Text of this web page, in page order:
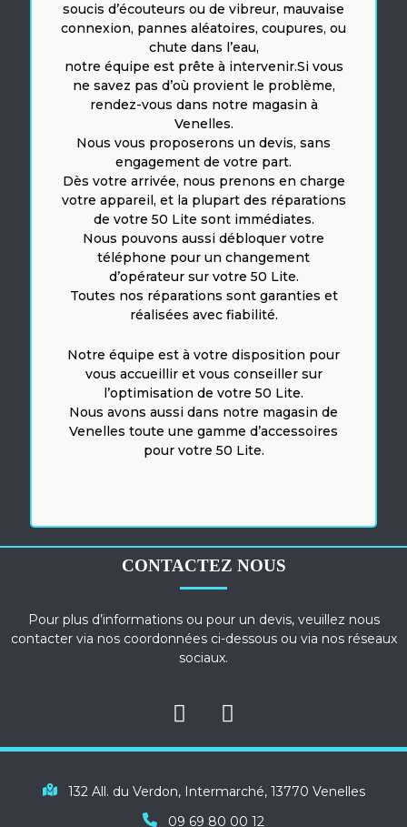
soucis d’écouteurs ou de vibreur, mauvaise
connexion, pannes aléatoires, coupures, ou
chute dans l’eau,
notre équipe est prête à intervenir.Si vous
ne savez pas d’où provient le problème,
rendez-vous dans notre magasin à
Venelles.
Nous vous proposerons un devis, sans
engagement de votre part.
Dès votre arrivée, nous prenons en charge
votre appareil, et la plupart des réparations
de votre 50 Lite sont immédiates.
Nous pouvons aussi débloquer votre
téléphone pour un changement
d’opérateur sur votre 50 Lite.
Toutes nos réparations sont garanties et
réalisées avec fiabilité.
Notre équipe est à votre disposition pour
vous accueillir et vous conseiller sur
l’optimisation de votre 50 Lite.
Nous avons aussi dans notre magasin de
Venelles toute une gamme d’accessoires
pour votre 50 Lite.
CONTACTEZ NOUS
Pour plus d’informations ou pour un devis, veuillez nous
contacter via nos coordonnées ci-dessous ou via nos réseaux
sociaux.
132 All. du Verdon, Intermarché, 13770 Venelles
09 69 80 00 12